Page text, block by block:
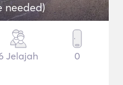
needed)
Jelajah 0